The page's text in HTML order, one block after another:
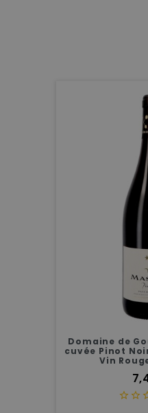
Domaine de
cuvée Pinot
Vin